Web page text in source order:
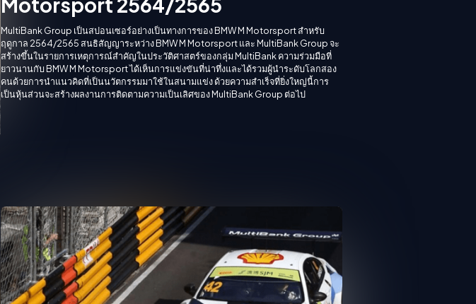
MultiBank Group เป็นสปอนเซอร์อย่างเป็นทางการของ BMW M Motorsport สำหรับ
ฤดูกาล 2564/2565 สนธิสัญญาระหว่าง BMW M Motorsport และ MultiBank Group จะ
สร้างขึ้นในรายการเหตุการณ์สำคัญในประวัติศาสตร์ของกลุ่ม MultiBank ความร่วมมือที่
ยาวนานกับ BMW M Motorsport ได้เห็นการแข่งขันที่น่าทึ่งและได้รวมผู้นำระดับโลกสอง
คนด้วยการนำแนวคิดที่เป็นนวัตกรรมมาใช้ในสนามแข่ง ด้วยความสำเร็จที่ยิ่งใหญ่นี้การ
เป็นหุ้นส่วนจะสร้างผลงานการติดตามความเป็นเลิศของ MultiBank Group ต่อไป